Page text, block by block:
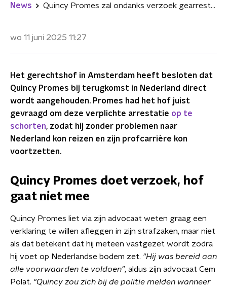
News Quincy Promes zal ondanks verzoek gearresteerd worden bij terugkeer in Nederland
wo 11 juni 2025 11:27
Het gerechtshof in Amsterdam heeft besloten dat
Quincy Promes bij terugkomst in Nederland direct
wordt aangehouden. Promes had het hof juist
gevraagd om deze verplichte arrestatie op te
schorten, zodat hij zonder problemen naar
Nederland kon reizen en zijn profcarrière kon
voortzetten.
Quincy Promes doet verzoek, hof
gaat niet mee
Quincy Promes liet via zijn advocaat weten graag een
verklaring te willen afleggen in zijn strafzaken, maar niet
als dat betekent dat hij meteen vastgezet wordt zodra
hij voet op Nederlandse bodem zet. "Hij was bereid aan
alle voorwaarden te voldoen", aldus zijn advocaat Cem
Polat. "Quincy zou zich bij de politie melden wanneer